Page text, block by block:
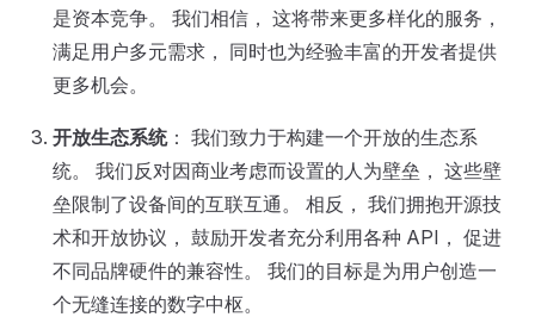
是资本竞争。 我们相信， 这将带来更多样化的服务，
满足用户多元需求， 同时也为经验丰富的开发者提供
更多机会。
开放生态系统： 我们致力于构建一个开放的生态系
统。 我们反对因商业考虑而设置的人为壁垒， 这些壁
垒限制了设备间的互联互通。 相反， 我们拥抱开源技
术和开放协议， 鼓励开发者充分利用各种 API， 促进
不同品牌硬件的兼容性。 我们的目标是为用户创造一
个无缝连接的数字中枢。